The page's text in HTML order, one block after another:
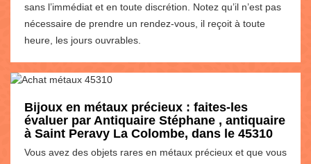
sans l’immédiat et en toute discrétion. Notez qu’il n’est pas
nécessaire de prendre un rendez-vous, il reçoit à toute
heure, les jours ouvrables.
Bijoux en métaux précieux : faites-les
évaluer par Antiquaire Stéphane , antiquaire
à Saint Peravy La Colombe, dans le 45310
Vous avez des objets rares en métaux précieux et que vous